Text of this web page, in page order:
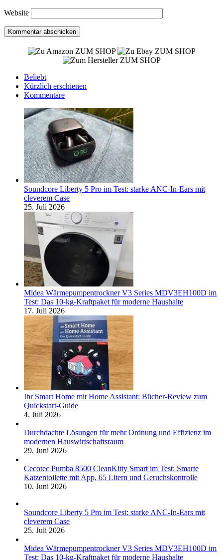
Website
ZUM SHOP
ZUM SHOP
ZUM SHOP
Beliebt
Kürzlich erschienen
Kommentare
Soundcore Liberty 5 Pro im Test: starke ANC-In-Ears mit
cleverem Case
25. Juli 2026
Midea Wärmepumpentrockner V3 Series MDV3EH100D im
Test: Das 10-kg-Kraftpaket für moderne Haushalte
17. Juli 2026
Ihr Smart Home mit Home Assistant: Bücher-Review zum
Quickstart-Guide
4. Juli 2026
Durchdachte Lösungen für mehr Ordnung und Effizienz im
modernen Hauswirtschaftsraum
29. Juni 2026
Cecotec Pumba 8500 CleanKitty Smart im Test: Smarte
Katzentoilette mit App, 65 Litern und Geruchskontrolle
10. Juni 2026
Soundcore Liberty 5 Pro im Test: starke ANC-In-Ears mit
cleverem Case
25. Juli 2026
Midea Wärmepumpentrockner V3 Series MDV3EH100D im
Test: Das 10-kg-Kraftpaket für moderne Haushalte